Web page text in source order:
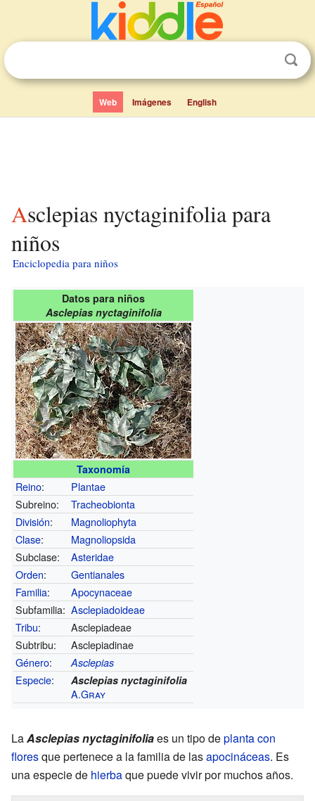
Web Imágenes English
Asclepias nyctaginifolia para
niños
Enciclopedia para niños
Datos para niños
Asclepias nyctaginifolia
Taxonomía
Reino:
Plantae
Subreino:
Tracheobionta
División:
Magnoliophyta
Clase:
Magnoliopsida
Subclase:
Asteridae
Orden:
Gentianales
Familia:
Apocynaceae
Subfamilia: Asclepiadoideae
Tribu:
Asclepiadeae
Subtribu:
Asclepiadinae
Género: Asclepias
Especie: Asclepias nyctaginifolia
A.Gray
LaAsclepias nyctaginifoliaes un tipo deplanta con
floresque pertenece a la familia de lasapocináceas. Es
una especie de hierbaque puede vivir por muchos años.